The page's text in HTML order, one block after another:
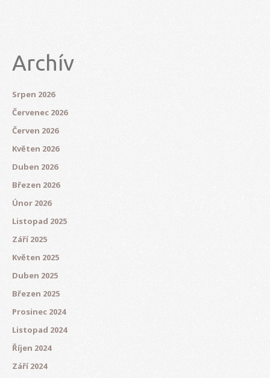
Archív
Srpen 2026
Červenec 2026
Červen 2026
Květen 2026
Duben 2026
Březen 2026
Únor 2026
Listopad 2025
Září 2025
Květen 2025
Duben 2025
Březen 2025
Prosinec 2024
Listopad 2024
Říjen 2024
Září 2024